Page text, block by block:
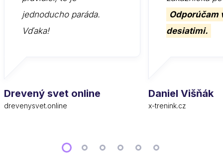
jednoducho paráda.
Vďaka!
Drevený svet online
drevenysvet.online
Odporúčam
desiatimi.
Daniel Višňák
x-trenink.cz